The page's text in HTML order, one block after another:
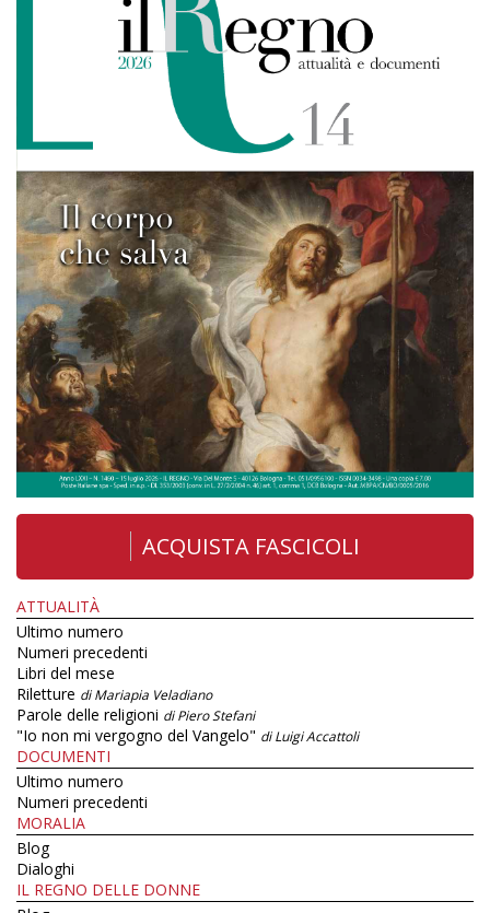
ACQUISTA FASCICOLI
ATTUALITÀ
Ultimo numero
Numeri precedenti
Libri del mese
Riletture di Mariapia Veladiano
Parole delle religioni di Piero Stefani
"Io non mi vergogno del Vangelo" di Luigi Accattoli
DOCUMENTI
Ultimo numero
Numeri precedenti
MORALIA
Blog
Dialoghi
IL REGNO DELLE DONNE